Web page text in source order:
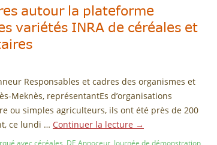
autour la plateforme
variétés INRA de céréales et
Responsables et cadres des organismes et
Meknès, représentantEs d’organisations
ou simples agriculteurs, ils ont été près de 200
ce lundi … Continuer la lecture →
avec céréales, DE Annoceur, Journée de démonstration,